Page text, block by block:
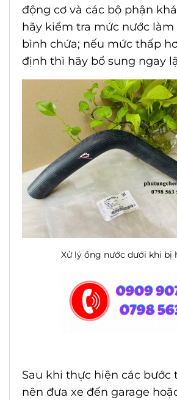
động cơ và các bộ phận
hãy kiểm tra mức nước
bình chứa; nếu mức thấp
định thì hãy bổ sung ngay
Xử lý ồng nước dưới khi bị
Sau khi thực hiện các bước
nên đưa xe đến garage